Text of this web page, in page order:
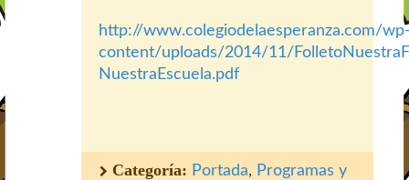
http://www.colegiodelaesperanza.com/
content/uploads/2014/11/
NuestraEscuela.pdf
Categoría: Portada, Programas y